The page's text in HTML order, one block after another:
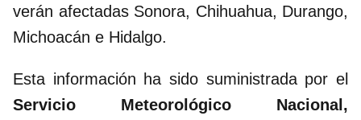
verán afectadas Sonora, Chihuahua, Durango,
Michoacán e Hidalgo.
Esta información ha sido suministrada por el
Servicio Meteorológico Nacional,